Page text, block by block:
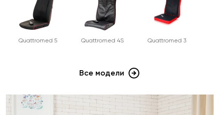
Quattromed 5 Quattromed 4S Quattromed 3
Все модели